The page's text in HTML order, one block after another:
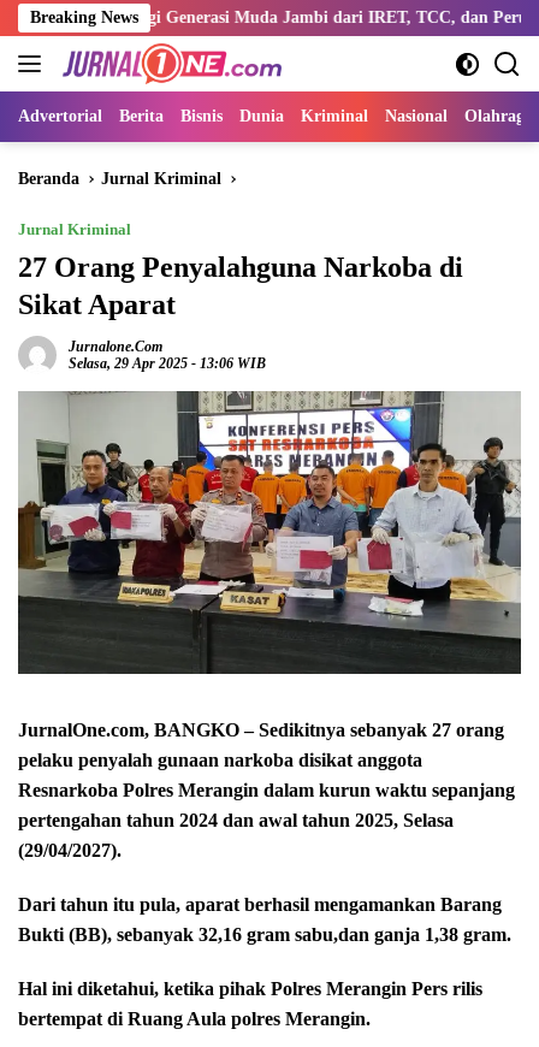
Langsung
ke
konten
Breaking News
Generasi Muda Jambi dari IRET, TCC, dan Perundungan
Advertorial Berita Bisnis Dunia Kriminal Nasional Olahraga
Beranda Jurnal Kriminal
Jurnal Kriminal
27 Orang Penyalahguna Narkoba di
Sikat Aparat
Jurnalone.com
Selasa, 29 Apr 2025 - 13:06 WIB
JurnalOne.com, BANGKO – Sedikitnya sebanyak 27 orang
pelaku penyalah gunaan narkoba disikat anggota
Resnarkoba Polres Merangin dalam kurun waktu sepanjang
pertengahan tahun 2024 dan awal tahun 2025, Selasa
(29/04/2027).
Dari tahun itu pula, aparat berhasil mengamankan Barang
Bukti (BB), sebanyak 32,16 gram sabu,dan ganja 1,38 gram.
Hal ini diketahui, ketika pihak Polres Merangin Pers rilis
bertempat di Ruang Aula polres Merangin.